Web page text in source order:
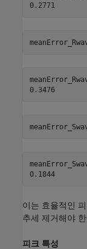
0.2771
0.3476
0.1844
이는 효율적인
추세 제거해야
피크 특성